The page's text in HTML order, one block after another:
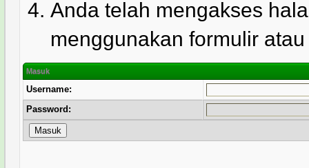
Anda telah mengakses
menggunakan formulir
Masuk
Username:
Password: